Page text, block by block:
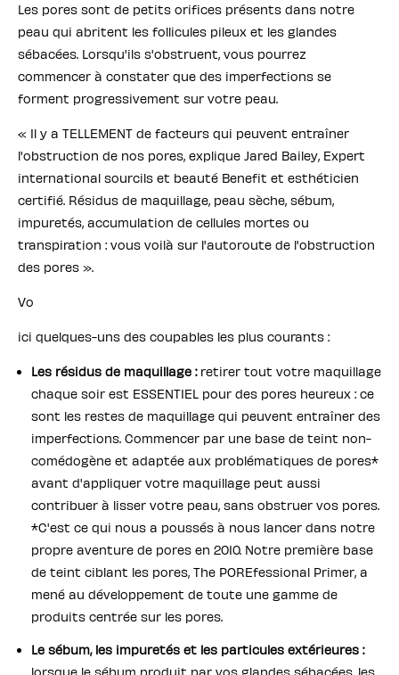
Les pores sont de petits orifices présents dans notre
peau qui abritent les follicules pileux et les glandes
sébacées. Lorsqu'ils s'obstruent, vous pourrez
commencer à constater que des imperfections se
forment progressivement sur votre peau.
« Il y a TELLEMENT de facteurs qui peuvent entraîner
l'obstruction de nos pores, explique Jared Bailey, Expert
international sourcils et beauté Benefit et esthéticien
certifié. Résidus de maquillage, peau sèche, sébum,
impuretés, accumulation de cellules mortes ou
transpiration : vous voilà sur l'autoroute de l'obstruction
des pores ».
Vo
ici quelques-uns des coupables les plus courants :
Les résidus de maquillage :retirer tout votre maquillage
chaque soir est ESSENTIEL pour des pores heureux : ce
sont les restes de maquillage qui peuvent entraîner des
imperfections. Commencer par une base de teint non-
comédogène et adaptée aux problématiques de pores*
avant d'appliquer votre maquillage peut aussi
contribuer à lisser votre peau, sans obstruer vos pores.
*C'est ce qui nous a poussés à nous lancer dans notre
propre aventure de pores en 2010. Notre première base
de teint ciblant les pores, The POREfessional Primer, a
mené au développement de toute une gamme de
produits centrée sur les pores.
Le sébum, les impuretés et les particules extérieures :
lorsque le sébum produit par vos glandes sébacées, les